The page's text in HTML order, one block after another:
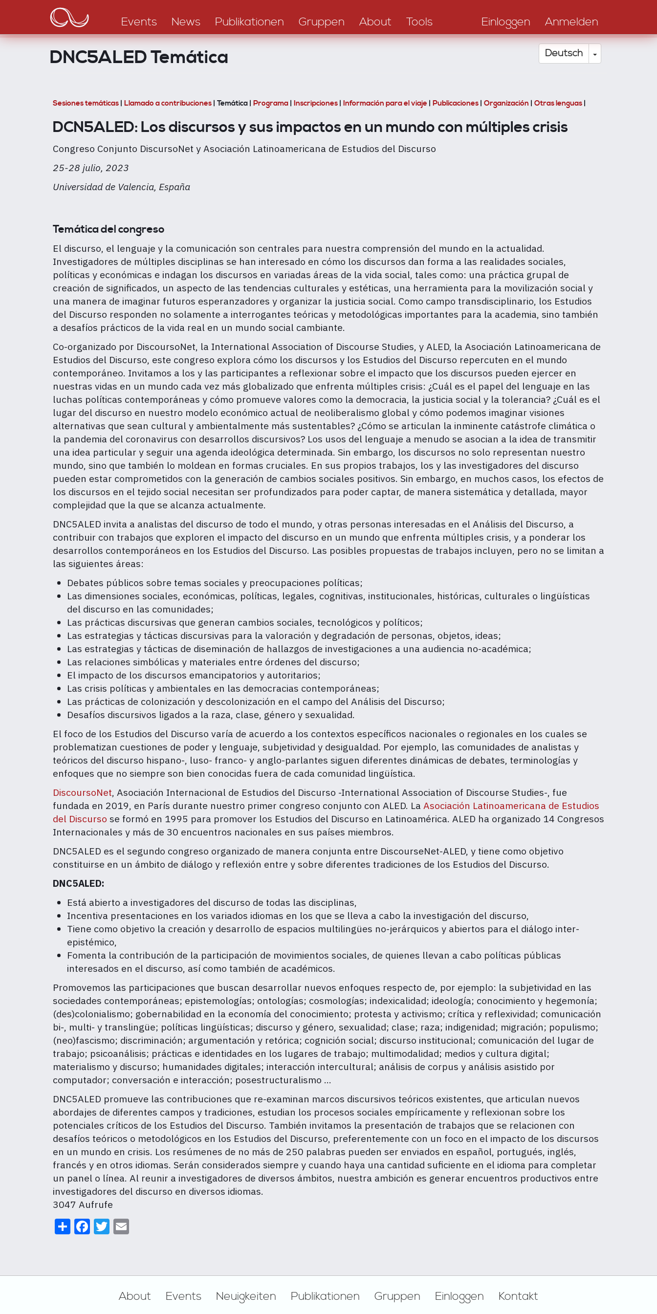
Inhalt
navigation
Events News Publikationen Gruppen About Tools Einloggen Anmelden
Deutsch Dropdown-
DNC5ALED Temática
Sesiones temáticas | Llamado a contribuciones | Temática | Programa | Inscripciones | Información para el viaje | Publicaciones | Organización | Otras lenguas |
DCN5ALED: Los discursos y sus impactos en un mundo con múltiples crisis
Congreso Conjunto DiscursoNet y Asociación Latinoamericana de Estudios del Discurso
25-28 julio, 2023
Universidad de Valencia, España
Temática del congreso
El discurso, el lenguaje y la comunicación son centrales para nuestra comprensión del mundo en la actualidad.
Investigadores de múltiples disciplinas se han interesado en cómo los discursos dan forma a las realidades sociales,
políticas y económicas e indagan los discursos en variadas áreas de la vida social, tales como: una práctica grupal de
creación de significados, un aspecto de las tendencias culturales y estéticas, una herramienta para la movilización social y
una manera de imaginar futuros esperanzadores y organizar la justicia social. Como campo transdisciplinario, los Estudios
del Discurso responden no solamente a interrogantes teóricas y metodológicas importantes para la academia, sino también
a desafíos prácticos de la vida real en un mundo social cambiante.
Co-organizado por DiscoursoNet, la International Association of Discourse Studies, y ALED, la Asociación Latinoamericana de
Estudios del Discurso, este congreso explora cómo los discursos y los Estudios del Discurso repercuten en el mundo
contemporáneo. Invitamos a los y las participantes a reflexionar sobre el impacto que los discursos pueden ejercer en
nuestras vidas en un mundo cada vez más globalizado que enfrenta múltiples crisis: ¿Cuál es el papel del lenguaje en las
luchas políticas contemporáneas y cómo promueve valores como la democracia, la justicia social y la tolerancia? ¿Cuál es el
lugar del discurso en nuestro modelo económico actual de neoliberalismo global y cómo podemos imaginar visiones
alternativas que sean cultural y ambientalmente más sustentables? ¿Cómo se articulan la inminente catástrofe climática o
la pandemia del coronavirus con desarrollos discursivos? Los usos del lenguaje a menudo se asocian a la idea de transmitir
una idea particular y seguir una agenda ideológica determinada. Sin embargo, los discursos no solo representan nuestro
mundo, sino que también lo moldean en formas cruciales. En sus propios trabajos, los y las investigadores del discurso
pueden estar comprometidos con la generación de cambios sociales positivos. Sin embargo, en muchos casos, los efectos de
los discursos en el tejido social necesitan ser profundizados para poder captar, de manera sistemática y detallada, mayor
complejidad que la que se alcanza actualmente.
DNC5ALED invita a analistas del discurso de todo el mundo, y otras personas interesadas en el Análisis del Discurso, a
contribuir con trabajos que exploren el impacto del discurso en un mundo que enfrenta múltiples crisis, y a ponderar los
desarrollos contemporáneos en los Estudios del Discurso. Las posibles propuestas de trabajos incluyen, pero no se limitan a
las siguientes áreas:
Debates públicos sobre temas sociales y preocupaciones políticas;
Las dimensiones sociales, económicas, políticas, legales, cognitivas, institucionales, históricas, culturales o lingüísticas
del discurso en las comunidades;
Las prácticas discursivas que generan cambios sociales, tecnológicos y políticos;
Las estrategias y tácticas discursivas para la valoración y degradación de personas, objetos, ideas;
Las estrategias y tácticas de diseminación de hallazgos de investigaciones a una audiencia no-académica;
Las relaciones simbólicas y materiales entre órdenes del discurso;
El impacto de los discursos emancipatorios y autoritarios;
Las crisis políticas y ambientales en las democracias contemporáneas;
Las prácticas de colonización y descolonización en el campo del Análisis del Discurso;
Desafíos discursivos ligados a la raza, clase, género y sexualidad.
El foco de los Estudios del Discurso varía de acuerdo a los contextos específicos nacionales o regionales en los cuales se
problematizan cuestiones de poder y lenguaje, subjetividad y desigualdad. Por ejemplo, las comunidades de analistas y
teóricos del discurso hispano-, luso- franco- y anglo-parlantes siguen diferentes dinámicas de debates, terminologías y
enfoques que no siempre son bien conocidas fuera de cada comunidad lingüística.
DiscoursoNet, Asociación Internacional de Estudios del Discurso -International Association of Discourse Studies-, fue
fundada en 2019, en París durante nuestro primer congreso conjunto con ALED. La Asociación Latinoamericana de Estudios
del Discurso se formó en 1995 para promover los Estudios del Discurso en Latinoamérica. ALED ha organizado 14 Congresos
Internacionales y más de 30 encuentros nacionales en sus países miembros.
DNC5ALED es el segundo congreso organizado de manera conjunta entre DiscourseNet-ALED, y tiene como objetivo
constituirse en un ámbito de diálogo y reflexión entre y sobre diferentes tradiciones de los Estudios del Discurso.
DNC5ALED:
Está abierto a investigadores del discurso de todas las disciplinas,
Incentiva presentaciones en los variados idiomas en los que se lleva a cabo la investigación del discurso,
Tiene como objetivo la creación y desarrollo de espacios multilingües no-jerárquicos y abiertos para el diálogo inter-
epistémico,
Fomenta la contribución de la participación de movimientos sociales, de quienes llevan a cabo políticas públicas
interesados en el discurso, así como también de académicos.
Promovemos las participaciones que buscan desarrollar nuevos enfoques respecto de, por ejemplo: la subjetividad en las
sociedades contemporáneas; epistemologías; ontologías; cosmologías; indexicalidad; ideología; conocimiento y hegemonía;
(des)colonialismo; gobernabilidad en la economía del conocimiento; protesta y activismo; crítica y reflexividad; comunicación
bi-, multi- y translingüe; políticas lingüísticas; discurso y género, sexualidad; clase; raza; indigenidad; migración; populismo;
(neo)fascismo; discriminación; argumentación y retórica; cognición social; discurso institucional; comunicación del lugar de
trabajo; psicoanálisis; prácticas e identidades en los lugares de trabajo; multimodalidad; medios y cultura digital;
materialismo y discurso; humanidades digitales; interacción intercultural; análisis de corpus y análisis asistido por
computador; conversación e interacción; posestructuralismo ...
DNC5ALED promueve las contribuciones que re-examinan marcos discursivos teóricos existentes, que articulan nuevos
abordajes de diferentes campos y tradiciones, estudian los procesos sociales empíricamente y reflexionan sobre los
potenciales críticos de los Estudios del Discurso. También invitamos la presentación de trabajos que se relacionen con
desafíos teóricos o metodológicos en los Estudios del Discurso, preferentemente con un foco en el impacto de los discursos
en un mundo en crisis. Los resúmenes de no más de 250 palabras pueden ser enviados en español, portugués, inglés,
francés y en otros idiomas. Serán considerados siempre y cuando haya una cantidad suficiente en el idioma para completar
un panel o línea. Al reunir a investigadores de diversos ámbitos, nuestra ambición es generar encuentros productivos entre
investigadores del discurso en diversos idiomas.
3047 Aufrufe
ShareFacebook
Twitter
About Events Neuigkeiten Publikationen Gruppen Einloggen
Kontakt